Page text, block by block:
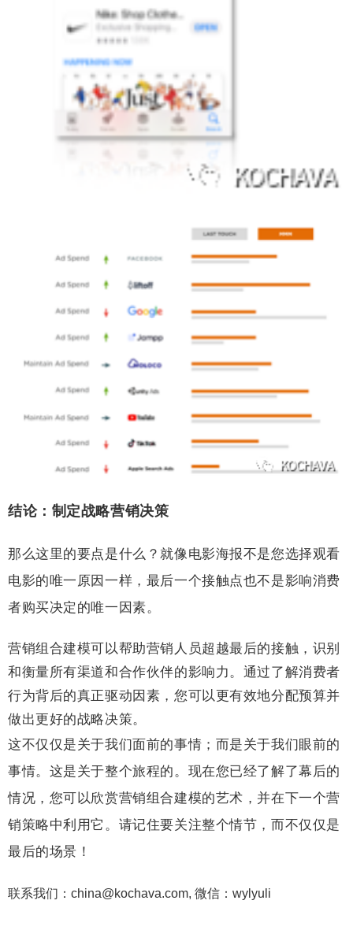
结论：制定战略营销决策
那么这里的要点是什么？就像电影海报不是您选择观看
电影的唯一原因一样，最后一个接触点也不是影响消费
者购买决定的唯一因素。
营销组合建模可以帮助营销人员超越最后的接触，识别
和衡量所有渠道和合作伙伴的影响力。通过了解消费者
行为背后的真正驱动因素，您可以更有效地分配预算并
做出更好的战略决策。
这不仅仅是关于我们面前的事情；而是关于我们眼前的
事情。这是关于整个旅程的。现在您已经了解了幕后的
情况，您可以欣赏营销组合建模的艺术，并在下一个营
销策略中利用它。请记住要关注整个情节，而不仅仅是
最后的场景！
联系我们：china@kochava.com, 微信：wylyuli